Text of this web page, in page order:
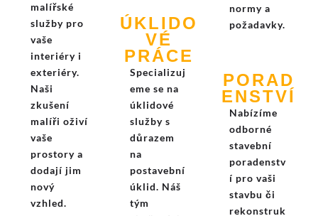
malířské
služby pro
vaše
interiéry i
exteriéry.
Naši
zkušení
malíři oživí
vaše
prostory a
dodají jim
nový
vzhled.
ÚKLIDO
VÉ
PRÁCE
Specializuj
eme se na
úklidové
služby s
důrazem
na
postavební
úklid. Náš
tým
normy a
požadavky.
PORAD
ENSTVÍ
Nabízíme
odborné
stavební
poradenstv
í pro vaši
stavbu či
rekonstruk